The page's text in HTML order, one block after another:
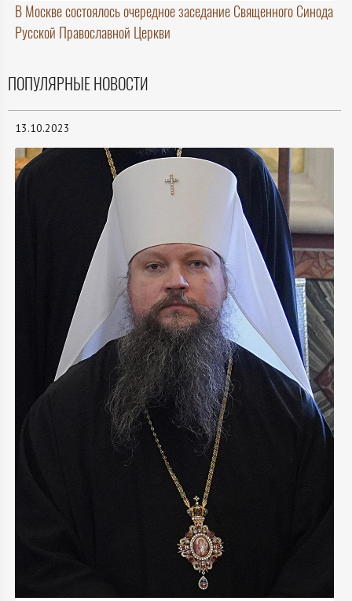
В Москве состоялось очередное заседание Священного Синода
Русской Православной Церкви
ПОПУЛЯРНЫЕ НОВОСТИ
13.10.2023